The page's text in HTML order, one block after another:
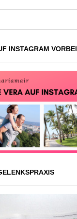
INSTAGRAM VORBEI